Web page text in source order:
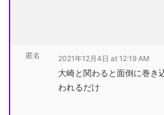
匿名 2021年12月4日 at 12:19 AM
大崎と関わると面倒に巻き
われるだけ